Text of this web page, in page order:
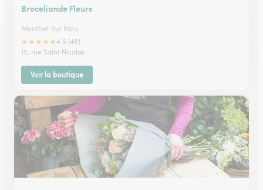
Broceliande Fleurs
Montfort Sur Meu
★★★★★4.5 (48)
15, rue Saint Nicolas
Voir la boutique